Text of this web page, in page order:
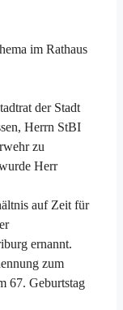
im Rathaus
der Stadt
Herrn StBI
zu
Herr
auf Zeit für
ernannt.
zum
67. Geburtstag